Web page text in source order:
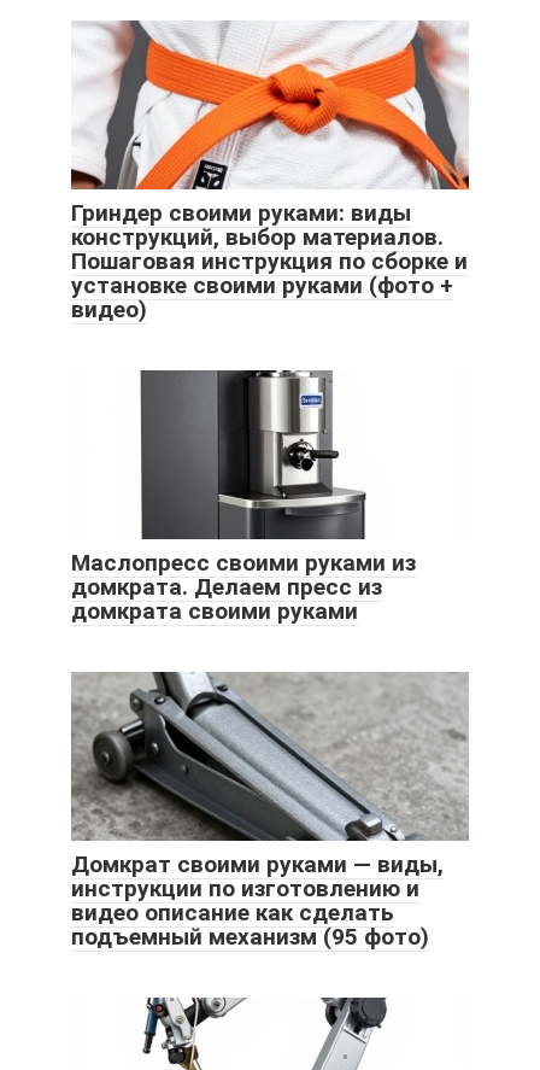
Гриндер своими руками: виды
конструкций, выбор материалов.
Пошаговая инструкция по сборке и
установке своими руками (фото +
видео)
Маслопресс своими руками из
домкрата. Делаем пресс из
домкрата своими руками
Домкрат своими руками — виды,
инструкции по изготовлению и
видео описание как сделать
подъемный механизм (95 фото)